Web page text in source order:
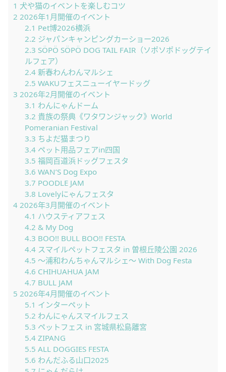
1 犬や猫のイベントを楽しむコツ
2 2026年1月開催のイベント
2.1 Pet博2026横浜
2.2 ジャパンキャンピングカーショー2026
2.3 SÖPÖ SÖPÖ DOG TAIL FAIR（ソポソポドッグテイ
ルフェア）
2.4新春わんわんマルシェ
2.5 WAKUフェスニューイヤードッグ
3 2026年2月開催のイベント
3.1 わんにゃんドーム
3.2 貴族の祭典《ワタワンジャック》World
Pomeranian Festival
3.3 ちよだ猫まつり
3.4ペット用品フェアin四国
3.5 福岡百道浜ドッグフェスタ
3.6 WAN’S Dog Expo
3.7 POODLE JAM
3.8 Lovelyにゃんフェスタ
4 2026年3月開催のイベント
4.1 ハウスティアフェス
4.2 & My Dog
4.3 BOO!! BULL BOO!! FESTA
4.4スマイルペットフェスタ in 曽根丘陵公園 2026
4.5 〜浦和わんちゃんマルシェ〜 With Dog Festa
4.6 CHIHUAHUA JAM
4.7 BULL JAM
5 2026年4月開催のイベント
5.1 インターペット
5.2 わんにゃんスマイルフェス
5.3 ペットフェス in 宮城県松島離宮
5.4ZIPANG
5.5 ALL DOGGIES FESTA
5.6 わんだふる山口2025